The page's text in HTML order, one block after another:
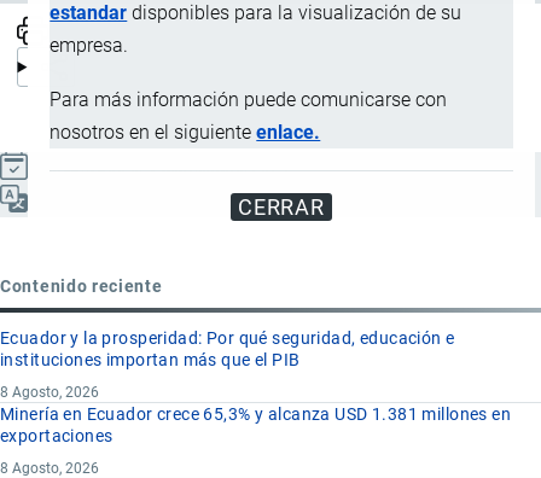
estandar disponibles para la visualización de su
empresa.
Para más información puede comunicarse con
nosotros en el siguienteenlace.
CERRAR
Actualizado el 9 Septiembre, 2024
Contenido reciente
Ecuador y la prosperidad: Por qué seguridad, educación e
instituciones importan más que el PIB
8 Agosto, 2026
Minería en Ecuador crece 65,3% y alcanza USD 1.381 millones en
exportaciones
8 Agosto, 2026